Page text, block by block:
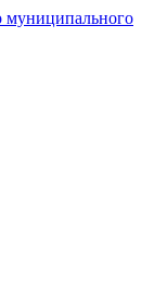
муниципального